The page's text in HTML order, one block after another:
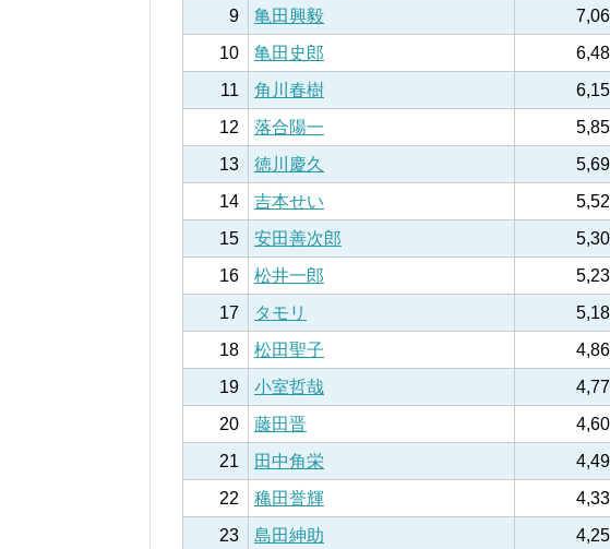
9
亀田興毅
10
亀田史郎
11
角川春樹
12
落合陽一
13
徳川慶久
14
吉本せい
15
安田善次郎
16
松井一郎
17
タモリ
18
松田聖子
19
小室哲哉
20
藤田晋
21
田中角栄
22
穐田誉輝
23
島田紳助